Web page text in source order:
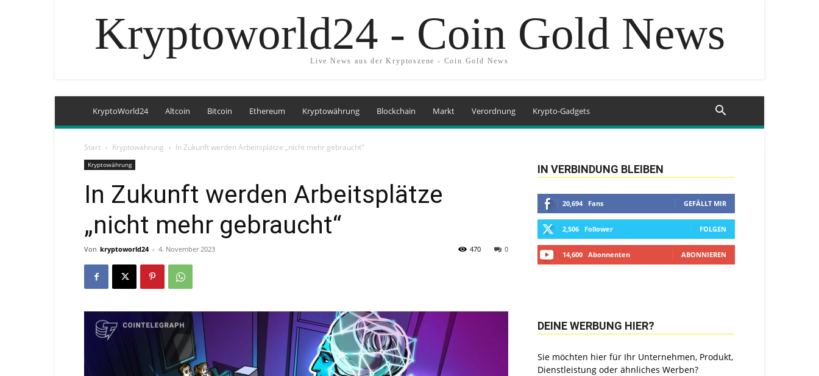
Kryptoworld24 - Coin Gold News
Live News aus der Kryptoszene - Coin Gold News
KryptoWorld24 Altcoin Bitcoin Ethereum Kryptowährung Blockchain Markt Verordnung Krypto-Gadgets
Start Kryptowährung In Zukunft werden Arbeitsplätze „nicht mehr gebraucht“
Kryptowährung
In Zukunft werden Arbeitsplätze
„nicht mehr gebraucht“
Von kryptoworld24 - 4. November 2023 0
470
IN VERBINDUNG BLEIBEN
20,694 Fans GEFÄLLT MIR
2,506 Follower FOLGEN
14,600 Abonnenten ABONNIEREN
DEINE WERBUNG HIER?
Sie möchten hier für Ihr Unternehmen, Produkt,
Dienstleistung oder ähnliches Werben?